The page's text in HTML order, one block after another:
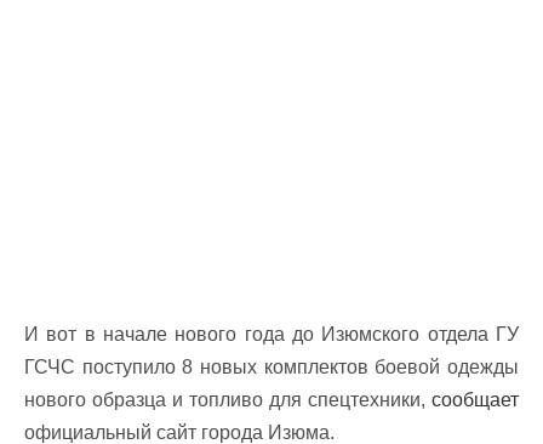
И вот в начале нового года до Изюмского отдела ГУ
ГСЧС поступило 8 новых комплектов боевой одежды
нового образца и топливо для спецтехники, сообщает
официальный сайт города Изюма.